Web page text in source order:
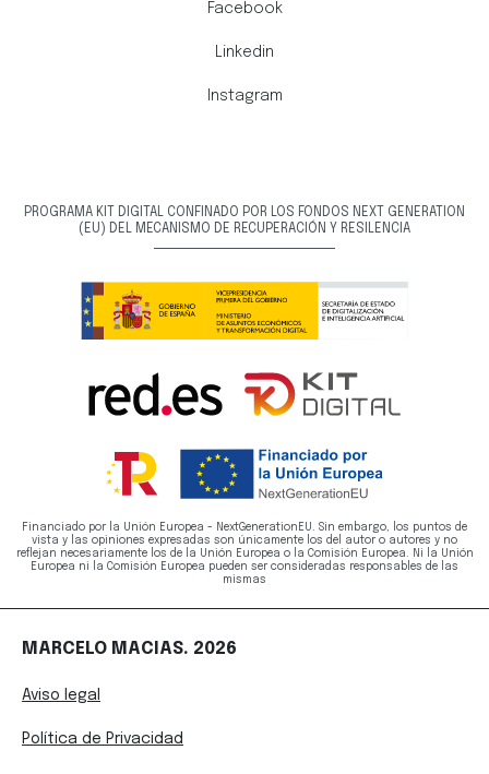
Facebook
Linkedin
Instagram
PROGRAMA KIT DIGITAL CONFINADO POR LOS FONDOS NEXT GENERATION
(EU) DEL MECANISMO DE RECUPERACIÓN Y RESILENCIA
Financiado por la Unión Europea - NextGenerationEU. Sin embargo, los puntos de
vista y las opiniones expresadas son únicamente los del autor o autores y no
reflejan necesariamente los de la Unión Europea o la Comisión Europea. Ni la Unión
Europea ni la Comisión Europea pueden ser consideradas responsables de las
mismas
MARCELO MACIAS. 2026
Aviso legal
Política de Privacidad